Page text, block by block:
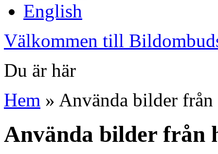
English
Välkommen till
Du är här
Hem » Använda bilder
Använda bilder från